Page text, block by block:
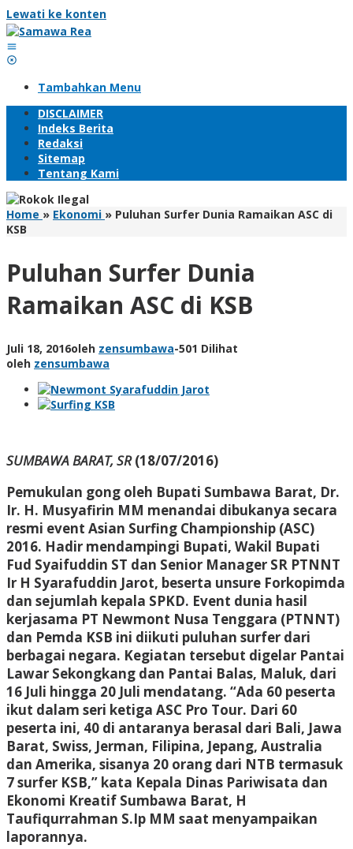
Lewati ke konten
Tambahkan Menu
DISCLAIMER
Indeks Berita
Redaksi
Sitemap
Tentang Kami
Home » Ekonomi » Puluhan Surfer Dunia Ramaikan ASC di
KSB
Puluhan Surfer Dunia
Ramaikan ASC di KSB
Juli 18, 2016oleh zensumbawa-501 Dilihat
oleh zensumbawa
SUMBAWA BARAT, SR (18/07/2016)
Pemukulan gong oleh Bupati Sumbawa Barat, Dr.
Ir. H. Musyafirin MM menandai dibukanya secara
resmi event Asian Surfing Championship (ASC)
2016. Hadir mendampingi Bupati, Wakil Bupati
Fud Syaifuddin ST dan Senior Manager SR PTNNT
Ir H Syarafuddin Jarot, beserta unsure Forkopimda
dan sejumlah kepala SPKD. Event dunia hasil
kerjasama PT Newmont Nusa Tenggara (PTNNT)
dan Pemda KSB ini diikuti puluhan surfer dari
berbagai negara. Kegiatan tersebut digelar Pantai
Lawar Sekongkang dan Pantai Balas, Maluk, dari
16 Juli hingga 20 Juli mendatang. “Ada 60 peserta
ikut dalam seri ketiga ASC Pro Tour. Dari 60
peserta ini, 40 di antaranya berasal dari Bali, Jawa
Barat, Swiss, Jerman, Filipina, Jepang, Australia
dan Amerika, sisanya 20 orang dari NTB termasuk
7 surfer KSB,” kata Kepala Dinas Pariwisata dan
Ekonomi Kreatif Sumbawa Barat, H
Taufiqurrahman S.Ip MM saat menyampaikan
laporannya.